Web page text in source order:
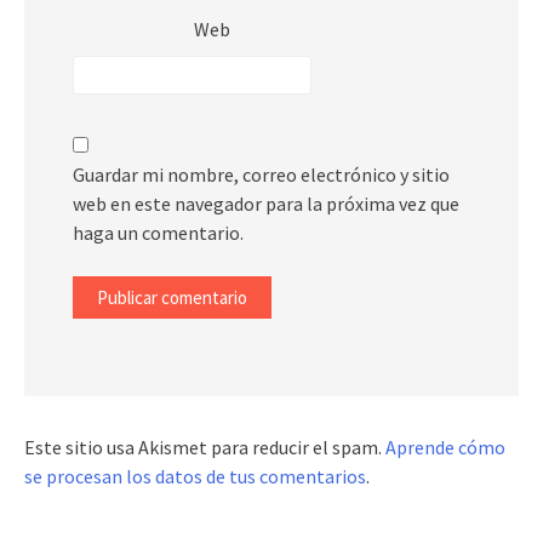
Web
Guardar mi nombre, correo electrónico y sitio
web en este navegador para la próxima vez que
haga un comentario.
Este sitio usa Akismet para reducir el spam. Aprende cómo
se procesan los datos de tus comentarios.